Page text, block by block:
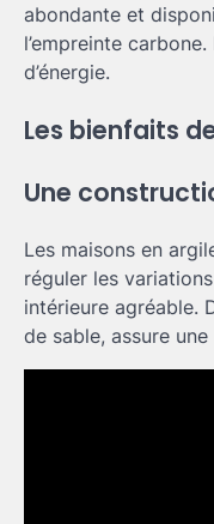
abondante et
l’empreinte
d’énergie.
Les bienfaits
Une
Les maisons en
réguler les
intérieure agréable.
de sable, assure